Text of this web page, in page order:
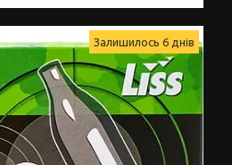
Залишилось 6 днів